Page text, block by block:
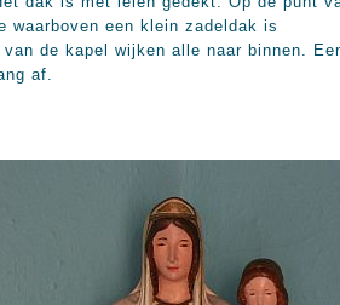
waarboven een klein zadeldak is
de kapel wijken alle naar binnen.
af.